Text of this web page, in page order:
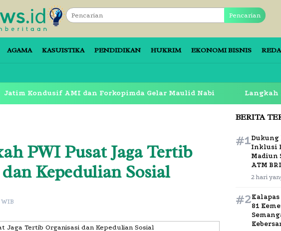
Pencarian
AGAMA KASUISTIKA PENDIDIKAN HUKRIM EKONOMI BISNIS
AMI dan Forkopimda Gelar Maulid Nabi Langkah Awal
PWI Pusat Jaga Tertib
Kepedulian Sosial
BERITA
#1Dukung
Inklusi
Madiun
ATM
2 hari
#281